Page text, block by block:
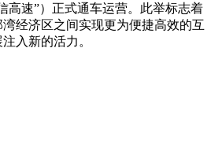
高速”）正式通车运营。此举标志着
经济区之间实现更为便捷高效的互
入新的活力。